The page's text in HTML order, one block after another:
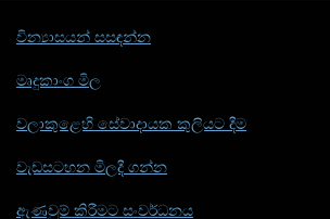
වින්‍යාසයන් සසඳන්න
මෘදුකාංග මිල
වලාකුළෙහි සේවාදායක කුලියට දීම
වැඩසටහන මිලදී ගන්න
ඇණවුම් කිරීමට සංවර්ධනය